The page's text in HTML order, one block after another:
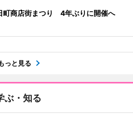
町商店街まつり 4年ぶりに開催へ
っと見る
ぶ・知る